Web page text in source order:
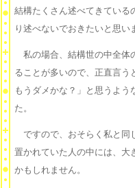
結構たくさん述べてきている
り述べないでおきたいと思い
私の場合、結構世の中全体
ることが多いので、正直言う
もうダメかな？」と思うよう
た。
ですので、おそらく私と同
置かれていた人の中には、大
かもしれません。